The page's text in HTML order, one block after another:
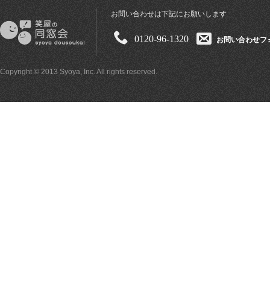
お問い合わせは下記にお願いします
0120-96-1320 お問い合わせフ
Copyright © 2013 Syoya, Inc. All rights reserved.